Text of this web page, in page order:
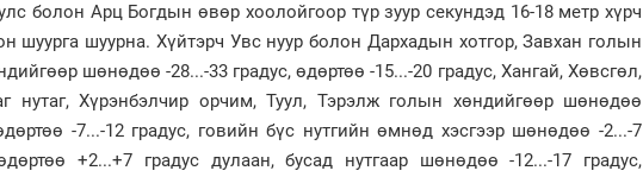
болон Арц Богдын өвөр хоолойгоор түр зуур секундэд 16-18 метр хүрч
шуурга шуурна. Хүйтэрч Увс нуур болон Дархадын хотгор, Завхан голын
шөнөдөө -28...-33 градус, өдөртөө -15...-20 градус, Хангай, Хөвсгөл,
нутаг, Хүрэнбэлчир орчим, Туул, Тэрэлж голын хөндийгөөр шөнөдөө
-7...-12 градус, говийн бүс нутгийн өмнөд хэсгээр шөнөдөө -2...-7
+2...+7 градус дулаан, бусад нутгаар шөнөдөө -12...-17 градус,